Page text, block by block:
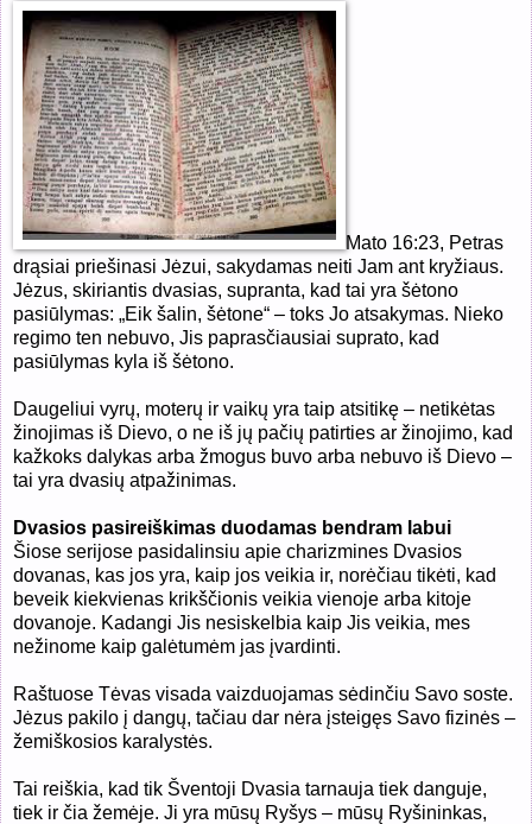
Mato 16:23, Petras
drąsiai priešinasi Jėzui, sakydamas neiti Jam ant kryžiaus.
Jėzus, skiriantis dvasias, supranta, kad tai yra šėtono
pasiūlymas: „Eik šalin, šėtone“ – toks Jo atsakymas. Nieko
regimo ten nebuvo, Jis paprasčiausiai suprato, kad
pasiūlymas kyla iš šėtono.
Daugeliui vyrų, moterų ir vaikų yra taip atsitikę – netikėtas
žinojimas iš Dievo, o ne iš jų pačių patirties ar žinojimo, kad
kažkoks dalykas arba žmogus buvo arba nebuvo iš Dievo –
tai yra dvasių atpažinimas.
Dvasios pasireiškimas duodamas bendram labui
Šiose serijose pasidalinsiu apie charizmines Dvasios
dovanas, kas jos yra, kaip jos veikia ir, norėčiau tikėti, kad
beveik kiekvienas krikščionis veikia vienoje arba kitoje
dovanoje. Kadangi Jis nesiskelbia kaip Jis veikia, mes
nežinome kaip galėtumėm jas įvardinti.
Raštuose Tėvas visada vaizduojamas sėdinčiu Savo soste.
Jėzus pakilo į dangų, tačiau dar nėra įsteigęs Savo fizinės –
žemiškosios karalystės.
Tai reiškia, kad tik Šventoji Dvasia tarnauja tiek danguje,
tiek ir čia žemėje. Ji yra mūsų Ryšys – mūsų Ryšininkas,